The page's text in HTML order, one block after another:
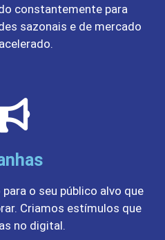
constantemente para
sazonais e de mercado
o seu público alvo que
Criamos estímulos que
no digital.